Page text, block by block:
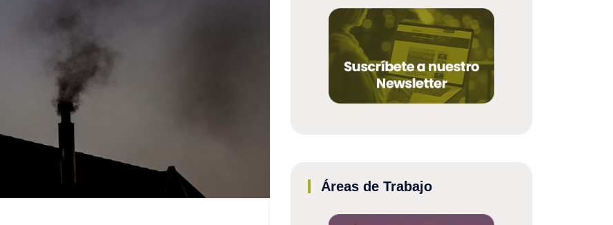
Áreas de Trabajo